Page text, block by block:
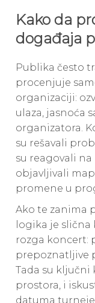
Kako da
događaja
Publika često
procenjuje
organizaciji:
ulaza, jasnoća
organizatora.
su rešavali
su reagovali
objavljivali
promene u
Ako te zanima
logika je slična
rozga koncert:
prepoznatljive
Tada su
prostora, i
datuma turneje.